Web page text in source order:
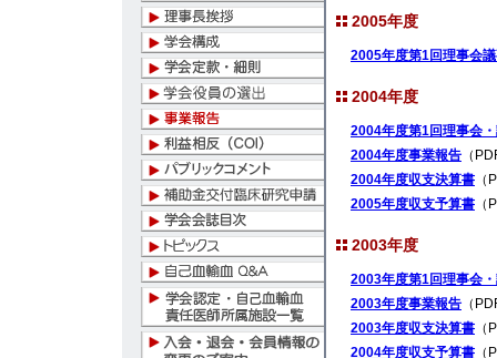
2005年度
2005年度第1回理事会
2004年度
2004年度第1回理事会
2004年度事業報告 （
2004年度収支決算書
2005年度収支予算書
2003年度
2003年度第1回理事会
2003年度事業報告 （
2003年度収支決算書
2004年度収支予算書